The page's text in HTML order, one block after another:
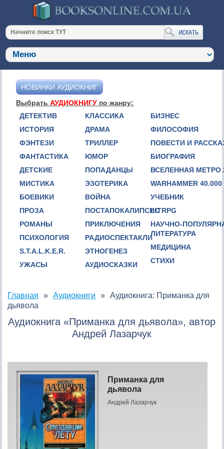
НОВИНКИ АУДИОКНИГ
ВыбратьАУДИОКНИГУ по жанру:
ДЕТЕКТИВ
ИСТОРИЯ
ФЭНТЕЗИ
ФАНТАСТИКА
ДЕТСКИЕ
МИСТИКА
БОЕВИКИ
ПРОЗА
РОМАНЫ
ПСИХОЛОГИЯ
S.T.A.L.K.E.R.
УЖАСЫ
КЛАССИКА
ДРАМА
ТРИЛЛЕР
ЮМОР
ПОПАДАНЦЫ
ЭЗОТЕРИКА
ВОЙНА
ПОСТАПОКАЛИПСИС
ПРИКЛЮЧЕНИЯ
РАДИОСПЕКТАКЛИ
ЭТНОГЕНЕЗ
АУДИОСКАЗКИ
БИЗНЕС
ФИЛОСОФИЯ
ПОВЕСТИ И
БИОГРАФИЯ
ВСЕЛЕННАЯ МЕТРО
WARHAMMER 40.000
УЧЕБНИК
LITRPG
НАУЧНО-
ЛИТЕРАТУРА
МЕДИЦИНА
СТИХИ
Главная Аудиокниги
Аудиокнига: Приманка для
дьявола
Аудиокнига «Приманка для дьявола», автор
Андрей Лазарчук
Приманка для
дьявола
Андрей Лазарчук